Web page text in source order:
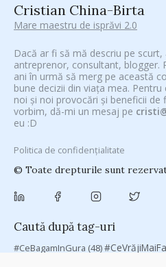
Cristian China-Birta
Mare maestru de isprăvi 2.0
Dacă ar fi să mă descriu pe
antreprenor, consultant, blogger.
ani în urmă să merg pe această
bune decizii din viața mea.
noi și noi provocări și beneficii de
vorbim, dă-mi un mesaj pe
eu :D
Politica de confidențialitate
© Toate drepturile sunt
Caută după tag-uri
#CeBagamInGura (48)